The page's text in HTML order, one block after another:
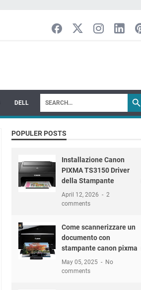
DELL
POPULER POSTS
Installazione Canon
PIXMA TS3150 Driver
della Stampante
April 12, 2026
2
comments
Come scannerizzare un
documento con
stampante canon pixma
May 05, 2025
No
comments